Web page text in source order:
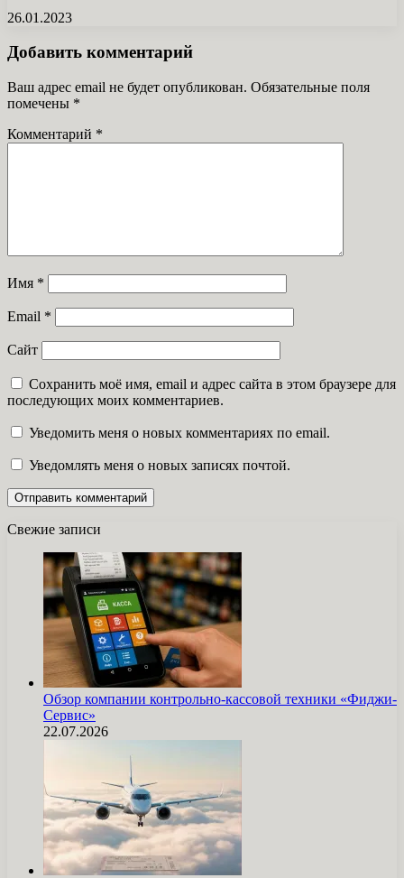
26.01.2023
Добавить комментарий
Ваш адрес email не будет опубликован. Обязательные поля
помечены *
Комментарий *
Имя *
Email *
Сайт
Сохранить моё имя, email и адрес сайта в этом браузере для
последующих моих комментариев.
Уведомить меня о новых комментариях по email.
Уведомлять меня о новых записях почтой.
Свежие записи
Обзор компании контрольно-кассовой техники «Фиджи-
Сервис»
22.07.2026